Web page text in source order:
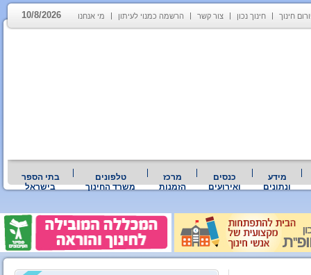
חינוך חינוך נכון צור קשר הרשמה כמנוי לעיתון מי אנחנו 10/8/2026
מידע
ונתונים
כנסים
ואירועים
מרכז
הזמנות
טלפונים
משרד החינוך
בתי הספר
בישראל